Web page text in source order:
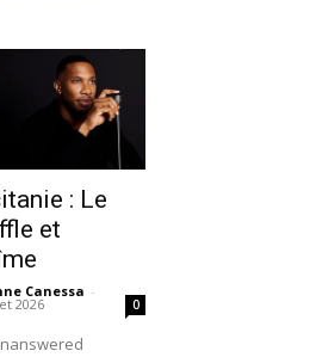
: Le
et
Canessa -
2026 0